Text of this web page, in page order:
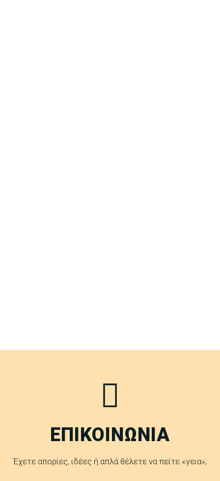
ΕΠΙΚΟΙΝΩΝΙΑ
Έχετε απορίες, ιδέες ή απλά θέλετε να πείτε «γεια»;